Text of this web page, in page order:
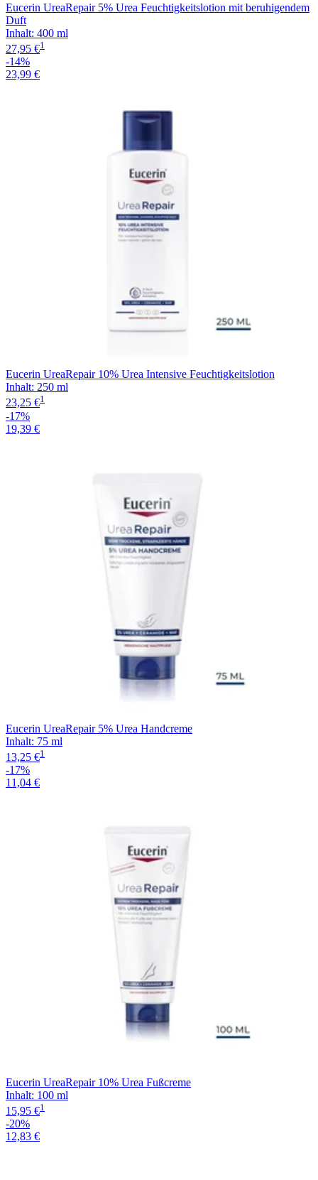
Eucerin UreaRepair 5% Urea Feuchtigkeitslotion mit beruhigendem
Duft
Inhalt: 400 ml
27,95 €1
-14%
23,99 €
Eucerin UreaRepair 10% Urea Intensive Feuchtigkeitslotion
Inhalt: 250 ml
23,25 €1
-17%
19,39 €
Eucerin UreaRepair 5% Urea Handcreme
Inhalt: 75 ml
13,25 €1
-17%
11,04 €
Eucerin UreaRepair 10% Urea Fußcreme
Inhalt: 100 ml
15,95 €1
-20%
12,83 €